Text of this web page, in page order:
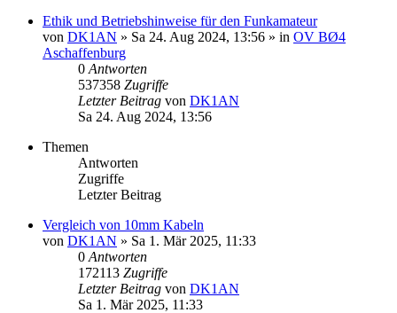
Ethik und Betriebshinweise für den Funkamateur
von DK1AN » Sa 24. Aug 2024, 13:56 » in OV BØ4
Aschaffenburg
0 Antworten
537358 Zugriffe
Letzter Beitrag von DK1AN
Sa 24. Aug 2024, 13:56
Themen
Antworten
Zugriffe
Letzter Beitrag
Vergleich von 10mm Kabeln
von DK1AN » Sa 1. Mär 2025, 11:33
0 Antworten
172113 Zugriffe
Letzter Beitrag von DK1AN
Sa 1. Mär 2025, 11:33